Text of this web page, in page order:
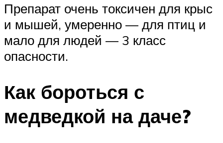
Препарат очень токсичен для крыс
и мышей, умеренно — для птиц и
мало для людей — 3 класс
опасности.
Как бороться с
медведкой на даче?